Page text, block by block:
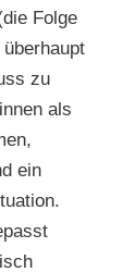
Folge
zu
als
ein